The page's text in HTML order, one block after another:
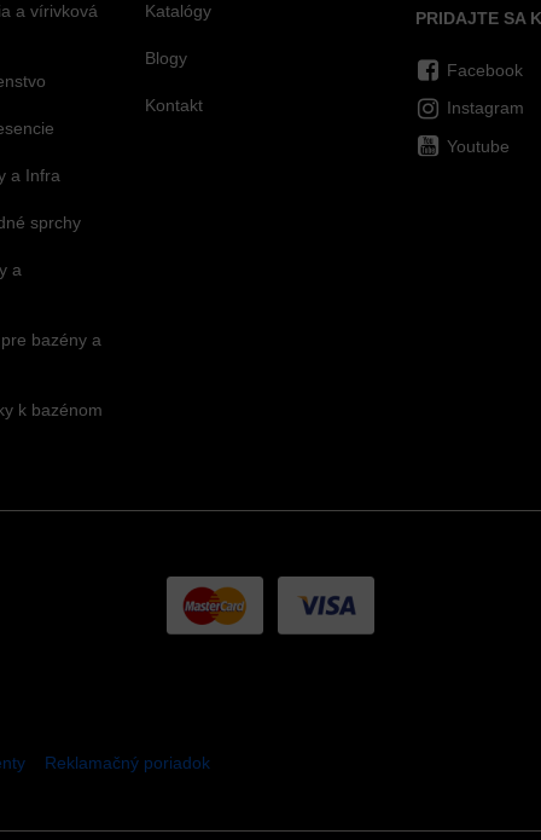
a vírivková
a Infra
sprchy
a
bazény a
k bazénom
Katalógy
Blogy
Kontakt
PRIDAJTE SA
Facebook
Instagram
Youtube
Reklamačný poriadok